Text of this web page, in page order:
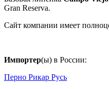
Gran Reserva.
Сайт компании имеет
Импортер(ы) в России:
Перно Рикар Русь